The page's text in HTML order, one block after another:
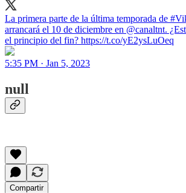
La primera parte de la última temporada de
arrancará el 10 de diciembre en @canaltnt.
el principio del fin? https://t.co/yE2ysLuOeq
5:35 PM · Jan 5, 2023
null
Compartir